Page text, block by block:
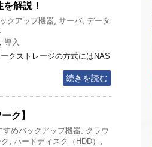
解説！
クアップ機器, サーバ, データ
, 導入
クストレージの方式にはNAS
続きを読む
ク】
すめバックアップ機器, クラウ
, ハードディスク（HDD） ,